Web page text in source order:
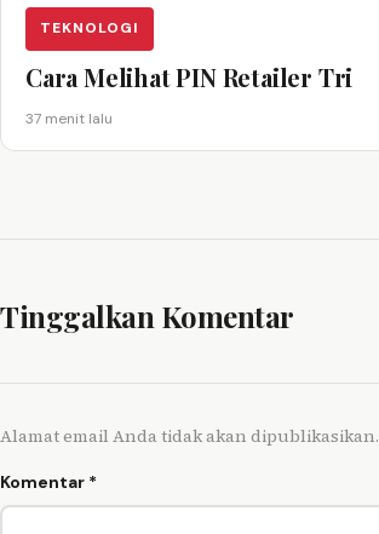
TEKNOLOGI
Cara Melihat PIN Retailer Tri
37 menit lalu
Tinggalkan Komentar
Alamat email Anda tidak akan dipublikasikan.
Komentar *